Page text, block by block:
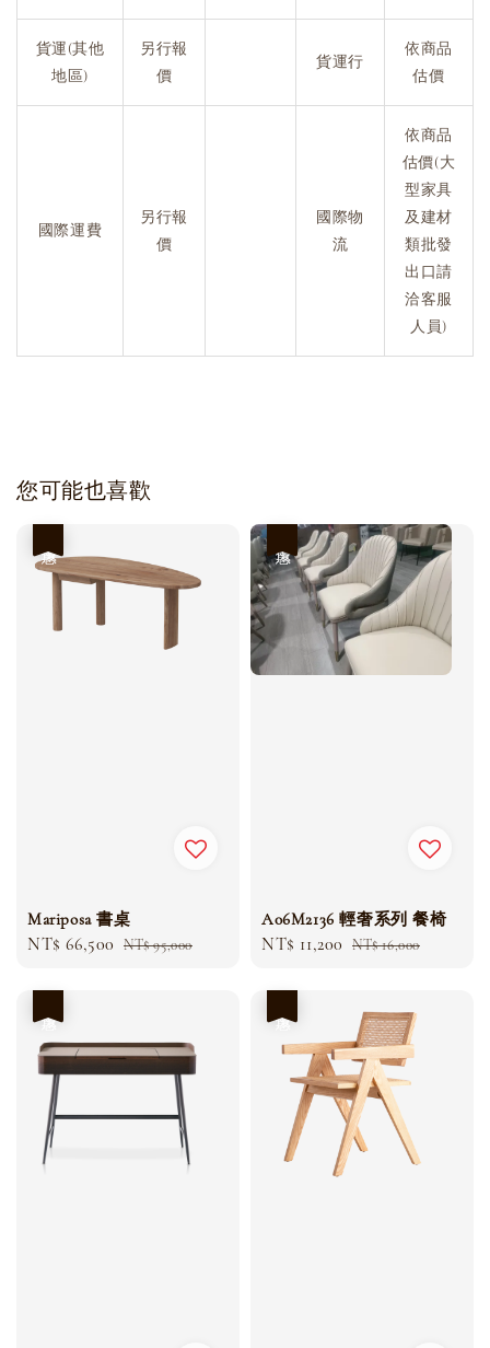
貨運(其他
地區)
另行報
價
貨運行
依商品
估價
國際運費
另行報
價
國際物
流
依商品
估價(大
型家具
及建材
類批發
出口請
洽客服
人員)
您可能也喜歡
Mariposa 書桌
Sale
NT$ 66,500 Regular
NT$ 95,000
A06M2136 輕奢系列 餐椅
Sale
NT$ 11,200 Regular
NT$ 16,000